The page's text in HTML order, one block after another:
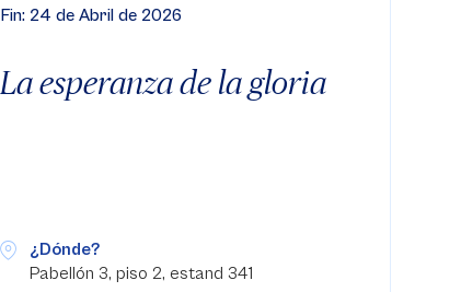
Fin: 24 de Abril de 2026
La esperanza de la gloria
¿Dónde?
Pabellón 3, piso 2, estand 341